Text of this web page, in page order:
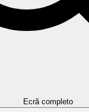
Ecrã completo